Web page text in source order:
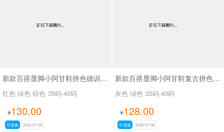
新款百搭显脚小阿甘鞋拼色德训鞋女爆款休闲运动鞋SA2688
红色 绿色 棕色 35码-40码
¥130.00
可退换 2026-07-08
新款百搭显脚小阿甘鞋复古拼色德训鞋女爆款休闲运动鞋SA2690
灰色 绿色 35码-40码
¥128.00
可退换 2026-07-08